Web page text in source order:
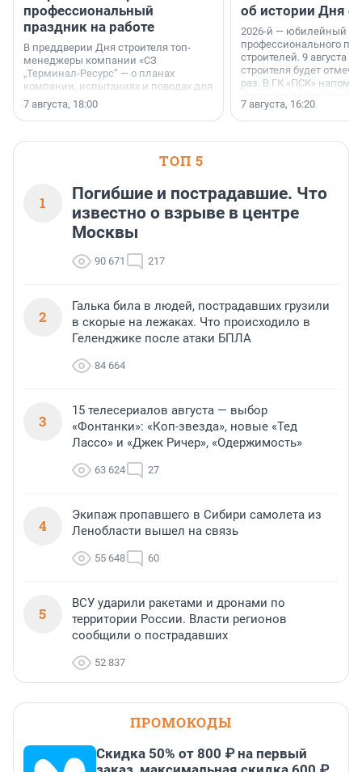
профессиональный
праздник на работе
В преддверии Дня строителя топ-
менеджеры компании «СЗ
„Терминал-Ресурс“ — о планах
компании, испытаниях и поводах для
осторожного оптимизма.
7 августа, 18:00
об истории Дня
2026-й — юбилейный
профессионального
строителей. 9 августа
строителя будет
раз. В ГК «ПСК»
поменялась роль
7 августа, 16:20
ТОП 5
1
Погибшие и пострадавшие. Что
известно о взрыве в центре
Москвы
90 671 217
2
Галька била в людей, пострадавших грузили
в скорые на лежаках. Что происходило в
Геленджике после атаки БПЛА
84 664
3
15 телесериалов августа — выбор
«Фонтанки»: «Коп-звезда», новые «Тед
Лассо» и «Джек Ричер», «Одержимость»
63 624 27
4
Экипаж пропавшего в Сибири самолета из
Ленобласти вышел на связь
55 648 60
5
ВСУ ударили ракетами и дронами по
территории России. Власти регионов
сообщили о пострадавших
52 837
ПРОМОКОДЫ
Скидка 50% от 800 ₽ на первый